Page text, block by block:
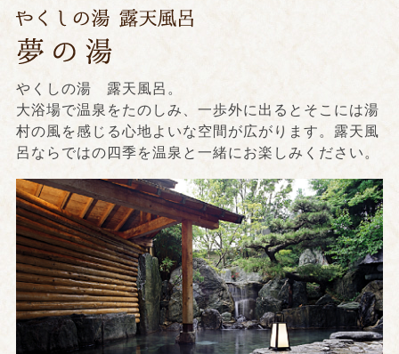
やくしの湯 露天風呂。
大浴場で温泉をたのしみ、一歩外に出るとそこには湯
村の風を感じる心地よいな空間が広がります。露天風
呂ならではの四季を温泉と一緒にお楽しみください。